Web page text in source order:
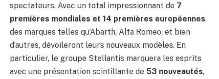
spectateurs. Avec un total impressionnant de 7
premières mondiales et 14 premières européennes,
des marques telles qu’Abarth, Alfa Romeo, et bien
d’autres, dévoileront leurs nouveaux modèles. En
particulier, le groupe Stellantis marquera les esprits
avec une présentation scintillante de 53 nouveautés,